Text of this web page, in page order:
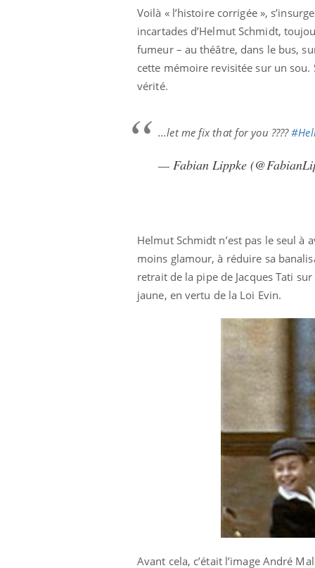
Voilà « l’histoire corrigée »,
incartades d’Helmut Schmidt,
fumeur – au théâtre, dans le bus,
cette mémoire revisitée sur un
vérité.
...let me fix that for you ????
— Fabian Lippke
Helmut Schmidt n’est pas le seul
moins glamour, à réduire sa
retrait de la pipe de Jacques Tati
jaune, en vertu de la Loi Evin.
Avant cela, c’était l’image André